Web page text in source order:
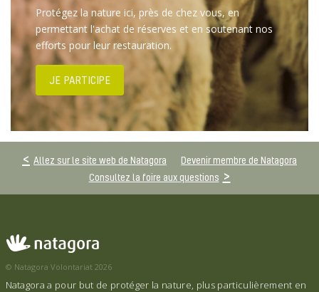
Protégez la nature ici, près de chez vous, en
permettant l'achat de réserves et en soutenant nos
efforts pour leur restauration.
JE PARTICIPE
Allez sur le site web de Natagora
Devenir membre de Natagora
Consultez la foire aux questions
© Natagora Volontariat 2026
Natagora a pour but de protéger la nature, plus particulièrement en